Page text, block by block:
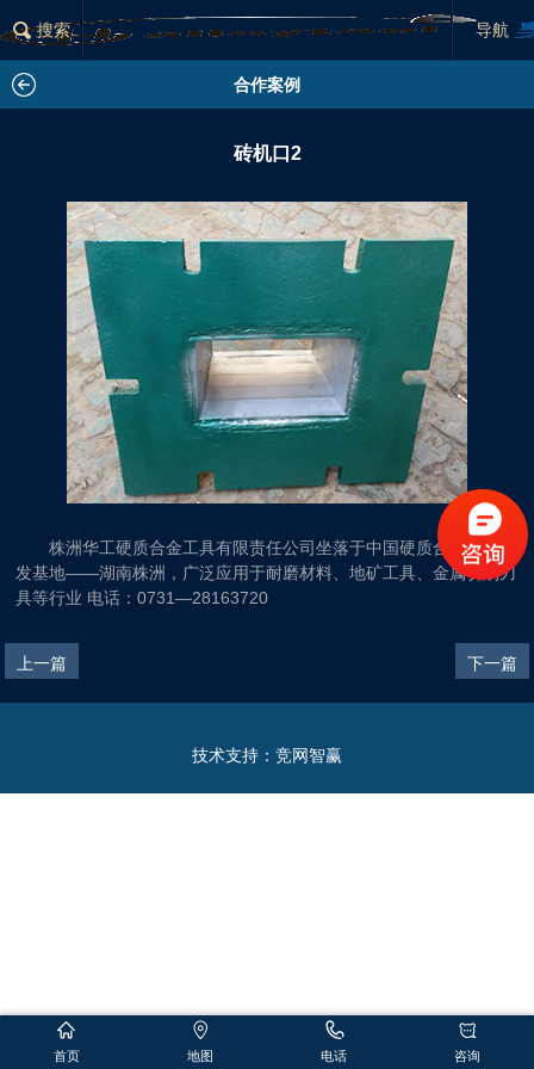
搜索 导航
合作案例
砖机口2
株洲华工硬质合金工具有限责任公司坐落于中国硬质合金生产研
发基地——湖南株洲，广泛应用于耐磨材料、地矿工具、金属切削刀
具等行业 电话：0731—28163720
上一篇 下一篇
分类列表
×
技术支持： 竞网智赢
首页 地图 电话 咨询